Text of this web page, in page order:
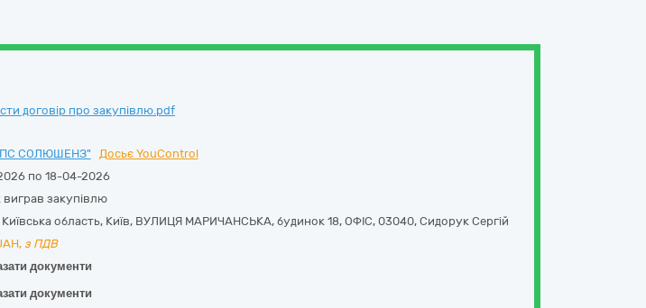
договір про закупівлю.pdf
СОЛЮШЕНЗ"
Досьє YouControl
по 18-04-2026
виграв закупівлю
Київська область, Київ, ВУЛИЦЯ МАРИЧАНСЬКА, будинок 18, ОФІС, 03040, Сидорук Сергій
з ПДВ
документи
документи